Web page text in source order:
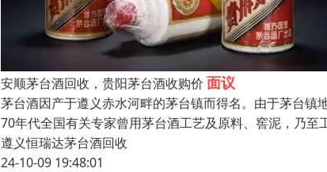
安顺茅台酒回收，贵阳茅台酒收购价 面议
茅台酒因产于遵义赤水河畔的茅台镇而得名。由于茅台
70年代全国有关专家曾用茅台酒工艺及原料、窖泥，乃
遵义恒瑞达茅台酒回收
24-10-09 19:48:01